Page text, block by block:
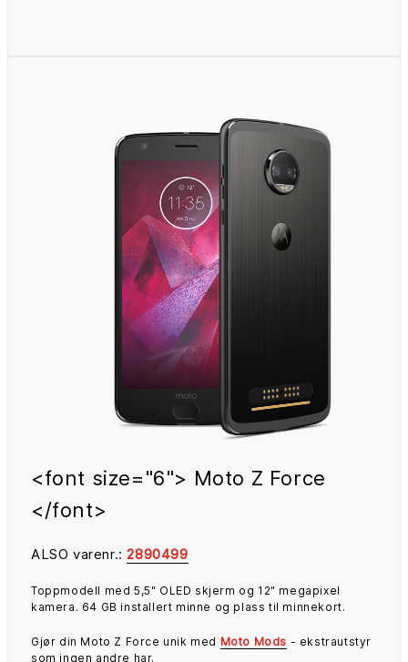
<font size="6"> Moto Z Force
</font>
ALSO varenr.:2890499
Toppmodell med 5,5" OLED skjerm og 12" megapixel
kamera. 64 GB installert minne og plass til minnekort.
Gjør din Moto Z Force unik med Moto Mods - ekstrautstyr
som ingen andre har.